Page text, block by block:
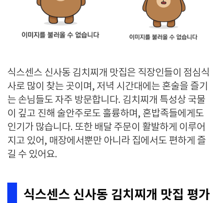
식스센스 신사동 김치찌개 맛집은 직장인들이 점심식
사로 많이 찾는 곳이며, 저녁 시간대에는 혼술을 즐기
는 손님들도 자주 방문합니다. 김치찌개 특성상 국물
이 깊고 진해 술안주로도 훌륭하며, 혼밥족들에게도
인기가 많습니다. 또한 배달 주문이 활발하게 이루어
지고 있어, 매장에서뿐만 아니라 집에서도 편하게 즐
길 수 있어요.
식스센스 신사동 김치찌개 맛집 평가